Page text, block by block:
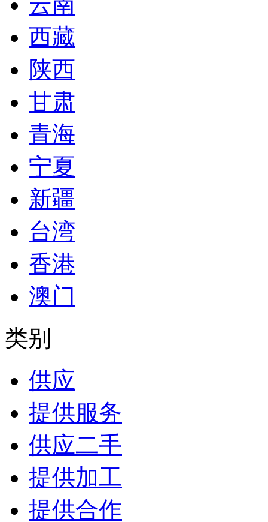
西藏
陕西
甘肃
青海
宁夏
新疆
台湾
香港
澳门
类别
供应
提供服务
供应二手
提供加工
提供合作